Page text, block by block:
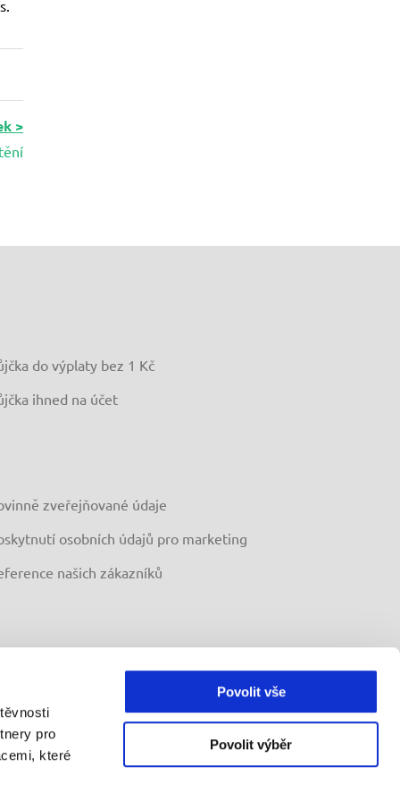
pro
které
Povolit vše
Povolit výběr
>
do výplaty bez 1 Kč
ihned na účet
zveřejňované údaje
osobních údajů pro marketing
našich zákazníků
České Budějovice